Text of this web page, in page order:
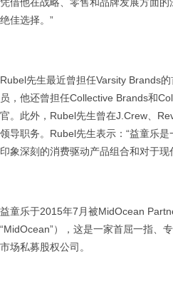
凭借他在战略、零售和品牌发展方面
绝佳选择。”
Rubel先生最近曾担任Varsity Brands
员，他还曾担任Collective Brands和
官。此外，Rubel先生曾在J.Crew、
领导职务。Rubel先生表示：“益童乐
印象深刻的消费驱动产品组合和对于现
益童乐于2015年7月被MidOcean
“MidOcean”），这是一家首屈一指、
市场私募股权公司。